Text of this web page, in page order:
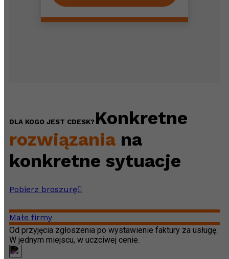
DLA KOGO JEST CDESK? Konkretne
rozwiązania na
konkretne sytuacje
Pobierz broszurę
Małe firmy
Od przyjęcia zgłoszenia po wystawienie faktury za usługę.
W jednym miejscu, w uczciwej cenie.